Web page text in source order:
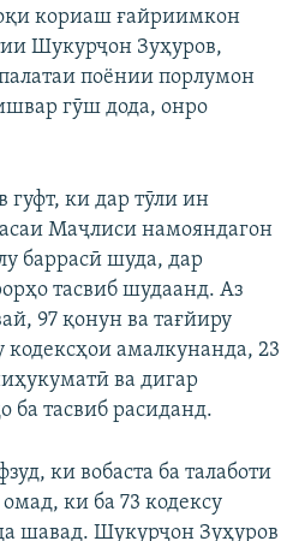
кориаш ғайриимкон
Шукурҷон Зуҳуров,
поёнии порлумон
гӯш дода, онро
ки дар тӯли ин
Маҷлиси намояндагон
баррасӣ шуда, дар
тасвиб шудаанд. Аз
97 қонун ва тағйиру
кодексҳои амалкунанда, 23
ва дигар
ба тасвиб расиданд.
ки вобаста ба талаботи
ки ба 73 кодексу
шавад. Шукурҷон Зуҳуров